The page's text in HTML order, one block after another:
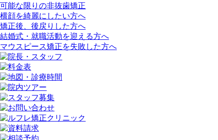
可能な限りの非抜歯矯正
横顔を綺麗にしたい方へ
矯正後、後戻りした方へ
結婚式・就職活動を迎える方へ
マウスピース矯正を失敗した方へ